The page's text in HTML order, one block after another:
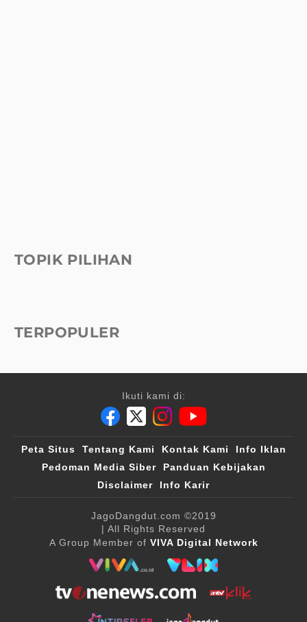
TOPIK PILIHAN
TERPOPULER
Ikuti kami di:
Peta Situs Tentang Kami Kontak Kami
Info Iklan
Pedoman Media Siber
Panduan Kebijakan
Disclaimer
Info Karir
JagoDangdut.com ©2019
| All Rights Reserved
A Group Member of VIVA Digital Network